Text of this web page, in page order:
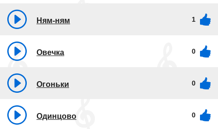
Ням-ням 1
Овечка 0
Огоньки 0
Одинцово 0